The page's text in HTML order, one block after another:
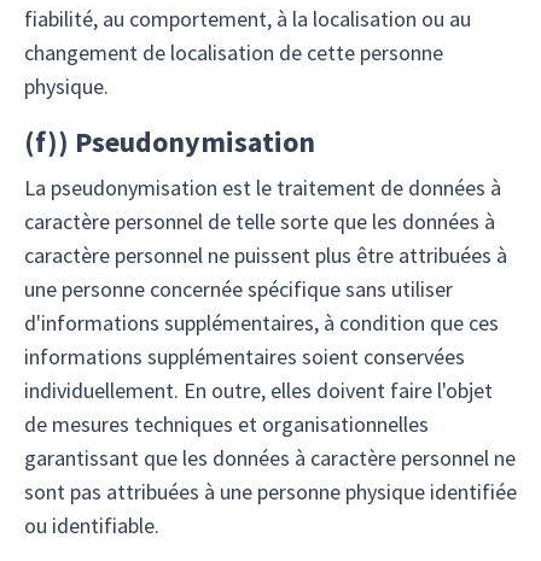
fiabilité, au comportement, à la localisation ou au
changement de localisation de cette personne
physique.
(f)) Pseudonymisation
La pseudonymisation est le traitement de données à
caractère personnel de telle sorte que les données à
caractère personnel ne puissent plus être attribuées à
une personne concernée spécifique sans utiliser
d'informations supplémentaires, à condition que ces
informations supplémentaires soient conservées
individuellement. En outre, elles doivent faire l'objet
de mesures techniques et organisationnelles
garantissant que les données à caractère personnel ne
sont pas attribuées à une personne physique identifiée
ou identifiable.